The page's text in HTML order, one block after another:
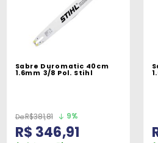
Ferramentas
Máquinas
Iluminação
de
Construção
Sabre Duromatic 40cm
1.6mm 3/8 Pol. Stihl
R$381,81 9%
R$ 346,91